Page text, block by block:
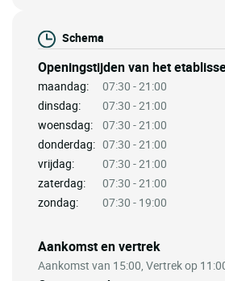
Schema
Openingstijden van het
maandag:
07:30 - 21:00
dinsdag:
07:30 - 21:00
woensdag:
07:30 - 21:00
donderdag: 07:30 - 21:00
vrijdag:
07:30 - 21:00
zaterdag:
07:30 - 21:00
zondag:
07:30 - 19:00
Aankomst en vertrek
Aankomst van 15:00, Vertrek op